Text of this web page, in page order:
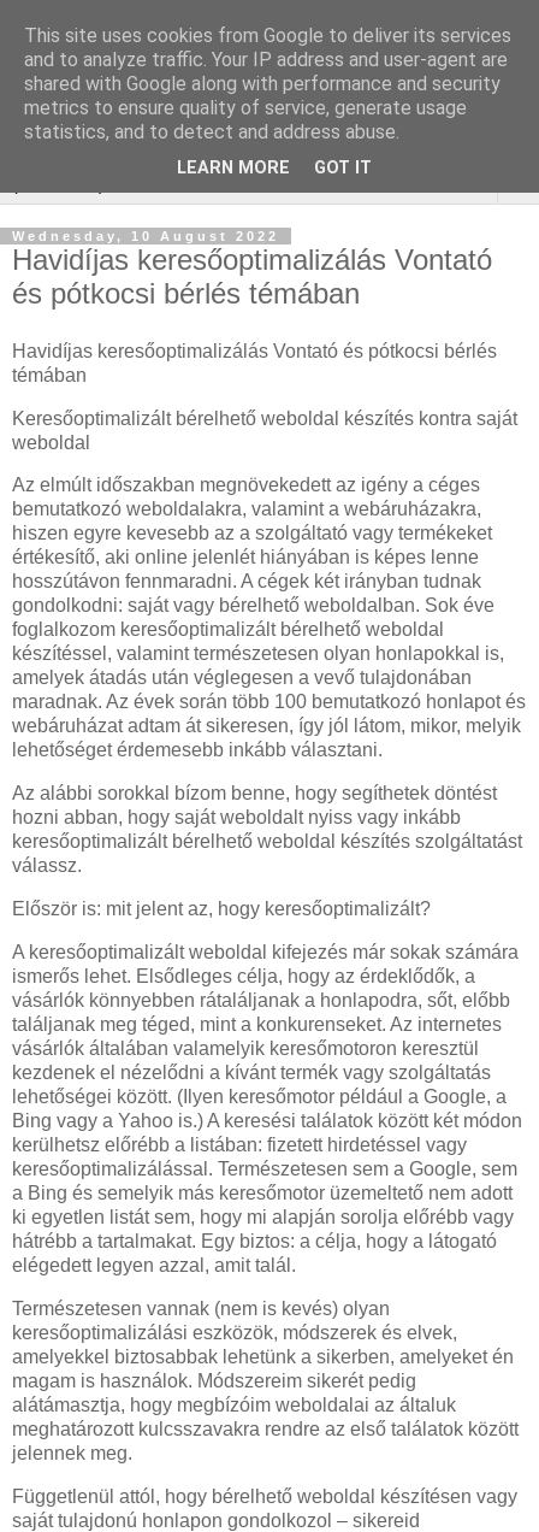
Webáruház Kulcsszó
optimalizálás
Wednesday, 10 August 2022
Havidíjas keresőoptimalizálás Vontató
és pótkocsi bérlés témában
Havidíjas keresőoptimalizálás Vontató és pótkocsi bérlés
témában
Keresőoptimalizált bérelhető weboldal készítés kontra saját
weboldal
Az elmúlt időszakban megnövekedett az igény a céges
bemutatkozó weboldalakra, valamint a webáruházakra,
hiszen egyre kevesebb az a szolgáltató vagy termékeket
értékesítő, aki online jelenlét hiányában is képes lenne
hosszútávon fennmaradni. A cégek két irányban tudnak
gondolkodni: saját vagy bérelhető weboldalban. Sok éve
foglalkozom keresőoptimalizált bérelhető weboldal
készítéssel, valamint természetesen olyan honlapokkal is,
amelyek átadás után véglegesen a vevő tulajdonában
maradnak. Az évek során több 100 bemutatkozó honlapot és
webáruházat adtam át sikeresen, így jól látom, mikor, melyik
lehetőséget érdemesebb inkább választani.
Az alábbi sorokkal bízom benne, hogy segíthetek döntést
hozni abban, hogy saját weboldalt nyiss vagy inkább
keresőoptimalizált bérelhető weboldal készítés szolgáltatást
válassz.
Először is: mit jelent az, hogy keresőoptimalizált?
A keresőoptimalizált weboldal kifejezés már sokak számára
ismerős lehet. Elsődleges célja, hogy az érdeklődők, a
vásárlók könnyebben rátaláljanak a honlapodra, sőt, előbb
találjanak meg téged, mint a konkurenseket. Az internetes
vásárlók általában valamelyik keresőmotoron keresztül
kezdenek el nézelődni a kívánt termék vagy szolgáltatás
lehetőségei között. (Ilyen keresőmotor például a Google, a
Bing vagy a Yahoo is.) A keresési találatok között két módon
kerülhetsz előrébb a listában: fizetett hirdetéssel vagy
keresőoptimalizálással. Természetesen sem a Google, sem
a Bing és semelyik más keresőmotor üzemeltető nem adott
ki egyetlen listát sem, hogy mi alapján sorolja előrébb vagy
hátrébb a tartalmakat. Egy biztos: a célja, hogy a látogató
elégedett legyen azzal, amit talál.
Természetesen vannak (nem is kevés) olyan
keresőoptimalizálási eszközök, módszerek és elvek,
amelyekkel biztosabbak lehetünk a sikerben, amelyeket én
magam is használok. Módszereim sikerét pedig
alátámasztja, hogy megbízóim weboldalai az általuk
meghatározott kulcsszavakra rendre az első találatok között
jelennek meg.
Függetlenül attól, hogy bérelhető weboldal készítésen vagy
saját tulajdonú honlapon gondolkozol – sikereid
This site uses cookies from Google to deliver its services
and to analyze traffic. Your IP address and user-agent are
shared with Google along with performance and security
metrics to ensure quality of service, generate usage
statistics, and to detect and address abuse.
LEARN MORE GOT IT